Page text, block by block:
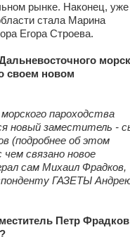
рынке. Наконец,
стала Марина
Егора Строева.
своем новом
пароходства
новый заместитель -
(подробнее об этом
связано новое
сам Михаил Фрадков,
ГАЗЕТЫ
Петр